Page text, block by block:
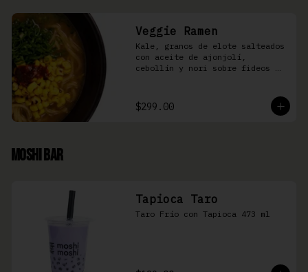
Veggie Ramen
Kale, granos de elote salteados
con aceite de ajonjolí,
cebollín y nori sobre fideos
$299.00
Moshi Bar
Tapioca Taro
Taro Frío con Tapioca 473 ml